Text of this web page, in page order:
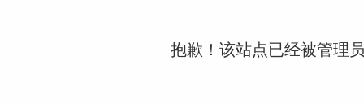
抱歉！该站点已经被管理